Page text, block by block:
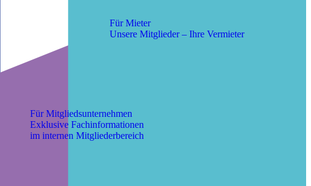
Für Mieter
Unsere Mitglieder – Ihre Vermieter
Für Mitgliedsunternehmen
Exklusive Fachinformationen
im internen Mitgliederbereich